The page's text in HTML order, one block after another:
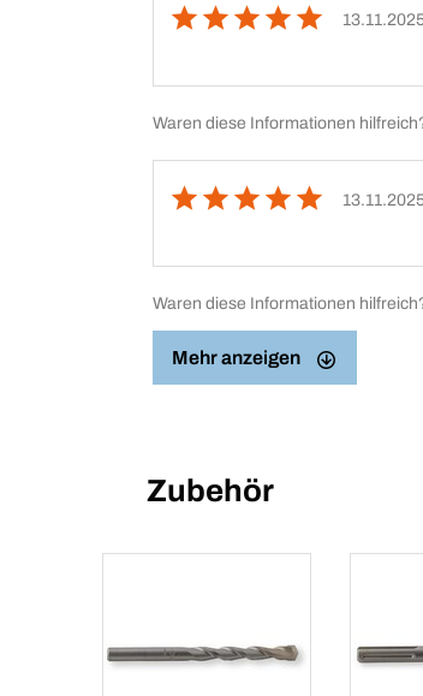
Waren diese Informationen
Waren diese Informationen
Mehr anzeigen
Zubehör